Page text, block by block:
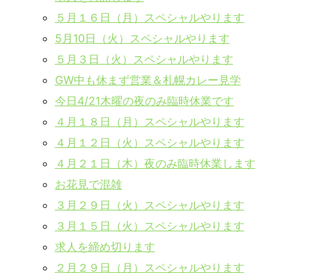
５月１６日（月）スペシャルやります
5月10日（火）スペシャルやります
５月３日（火）スペシャルやります
GW中も休まず営業＆札幌カレー見学
今日4/21木曜の夜のみ臨時休業です
４月１８日（月）スペシャルやります
４月１２日（火）スペシャルやります
４月２１日（木）夜のみ臨時休業します
お花見で混雑
３月２９日（火）スペシャルやります
３月１５日（火）スペシャルやります
求人を締め切ります
２月２９日（月）スペシャルやります